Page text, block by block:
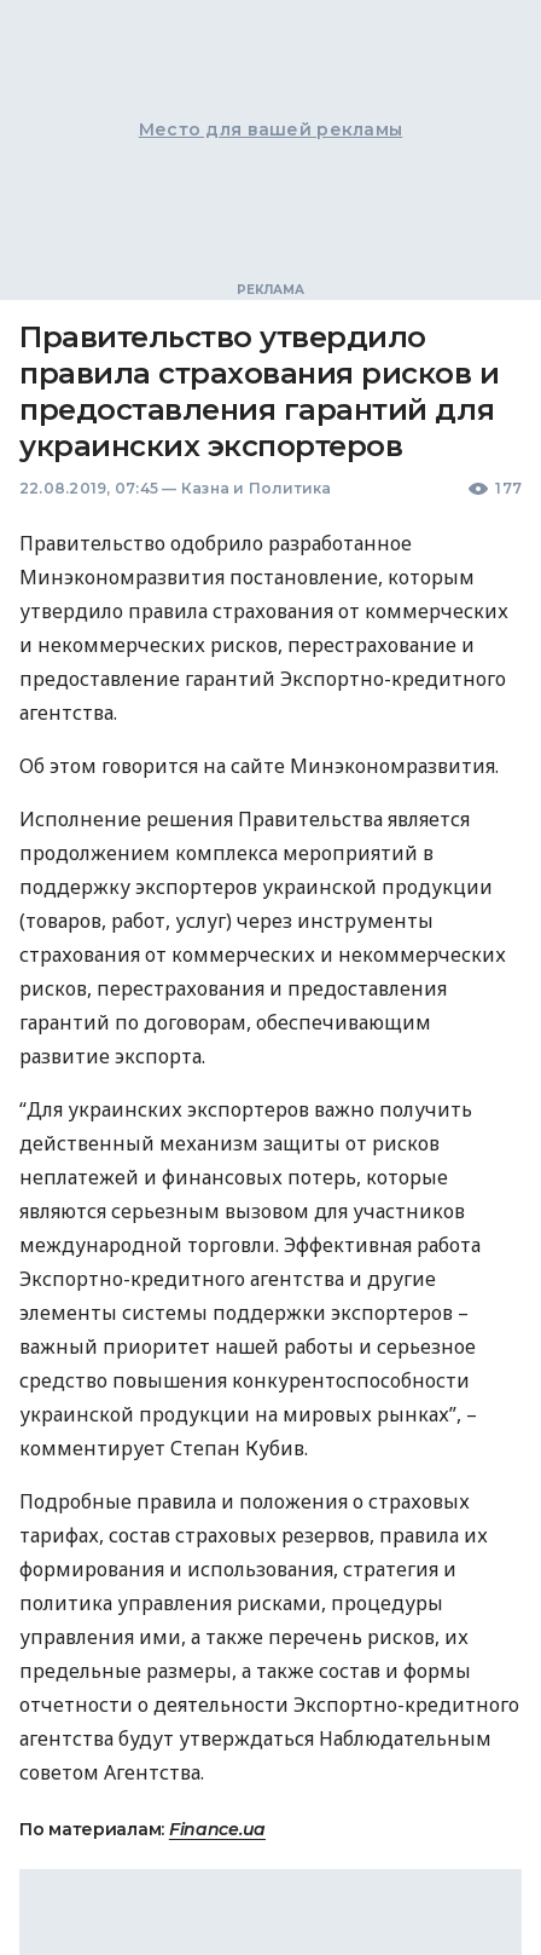
Место для вашей рекламы
Правительство утвердило
правила страхования рисков и
предоставления гарантий для
украинских экспортеров
22.08.2019, 07:45 — Казна и Политика 177
Правительство одобрило разработанное
Минэкономразвития постановление, которым
утвердило правила страхования от коммерческих
и некоммерческих рисков, перестрахование и
предоставление гарантий Экспортно-кредитного
агентства.
Об этом говорится на сайте Минэкономразвития.
Исполнение решения Правительства является
продолжением комплекса мероприятий в
поддержку экспортеров украинской продукции
(товаров, работ, услуг) через инструменты
страхования от коммерческих и некоммерческих
рисков, перестрахования и предоставления
гарантий по договорам, обеспечивающим
развитие экспорта.
“Для украинских экспортеров важно получить
действенный механизм защиты от рисков
неплатежей и финансовых потерь, которые
являются серьезным вызовом для участников
международной торговли. Эффективная работа
Экспортно-кредитного агентства и другие
элементы системы поддержки экспортеров –
важный приоритет нашей работы и серьезное
средство повышения конкурентоспособности
украинской продукции на мировых рынках”, –
комментирует Степан Кубив.
Подробные правила и положения о страховых
тарифах, состав страховых резервов, правила их
формирования и использования, стратегия и
политика управления рисками, процедуры
управления ими, а также перечень рисков, их
предельные размеры, а также состав и формы
отчетности о деятельности Экспортно-кредитного
агентства будут утверждаться Наблюдательным
советом Агентства.
По материалам: Finance.ua